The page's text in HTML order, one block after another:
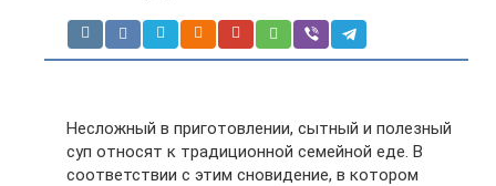
Несложный в приготовлении, сытный и полезный
суп относят к традиционной семейной еде. В
соответствии с этим сновидение, в котором